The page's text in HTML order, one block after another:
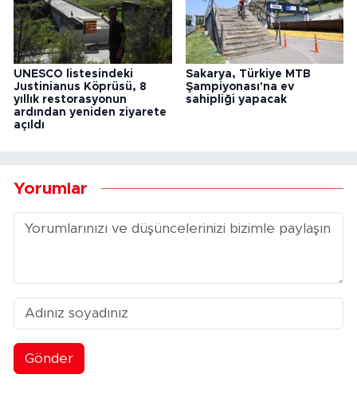
UNESCO listesindeki
Justinianus Köprüsü, 8
yıllık restorasyonun
ardından yeniden ziyarete
açıldı
Sakarya, Türkiye MTB
Şampiyonası'na ev
sahipliği yapacak
Yorumlar
Gönder